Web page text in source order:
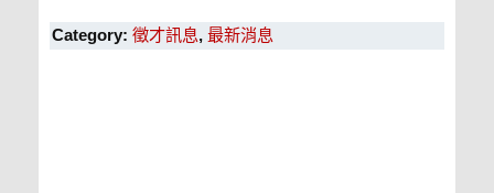
Category: 徵才訊息, 最新消息